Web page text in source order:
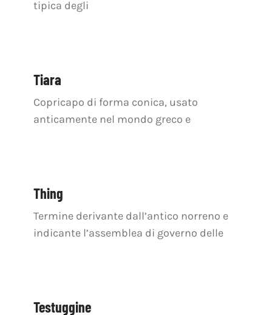
tipica degli
Tiara
Copricapo di forma conica, usato
anticamente nel mondo greco e
Thing
Termine derivante dall’antico norreno e
indicante l’assemblea di governo delle
Testuggine